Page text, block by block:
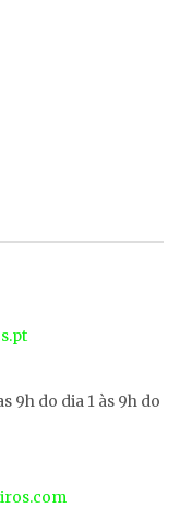
9h do dia 1 às 9h do